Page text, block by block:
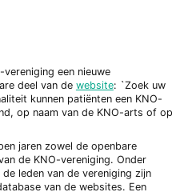
een nieuwe
deel van de website: `Zoek uw
kunnen patiënten een KNO-
op naam van de KNO-arts of op
jaren zowel de openbare
de KNO-vereniging. Onder
leden van de vereniging zijn
van de websites. Een